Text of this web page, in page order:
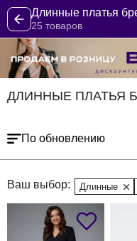
Длинные платья
25 товаров
ДЛИННЫЕ ПЛАТЬЯ
По обновлению
Ваш выбор: Длинные